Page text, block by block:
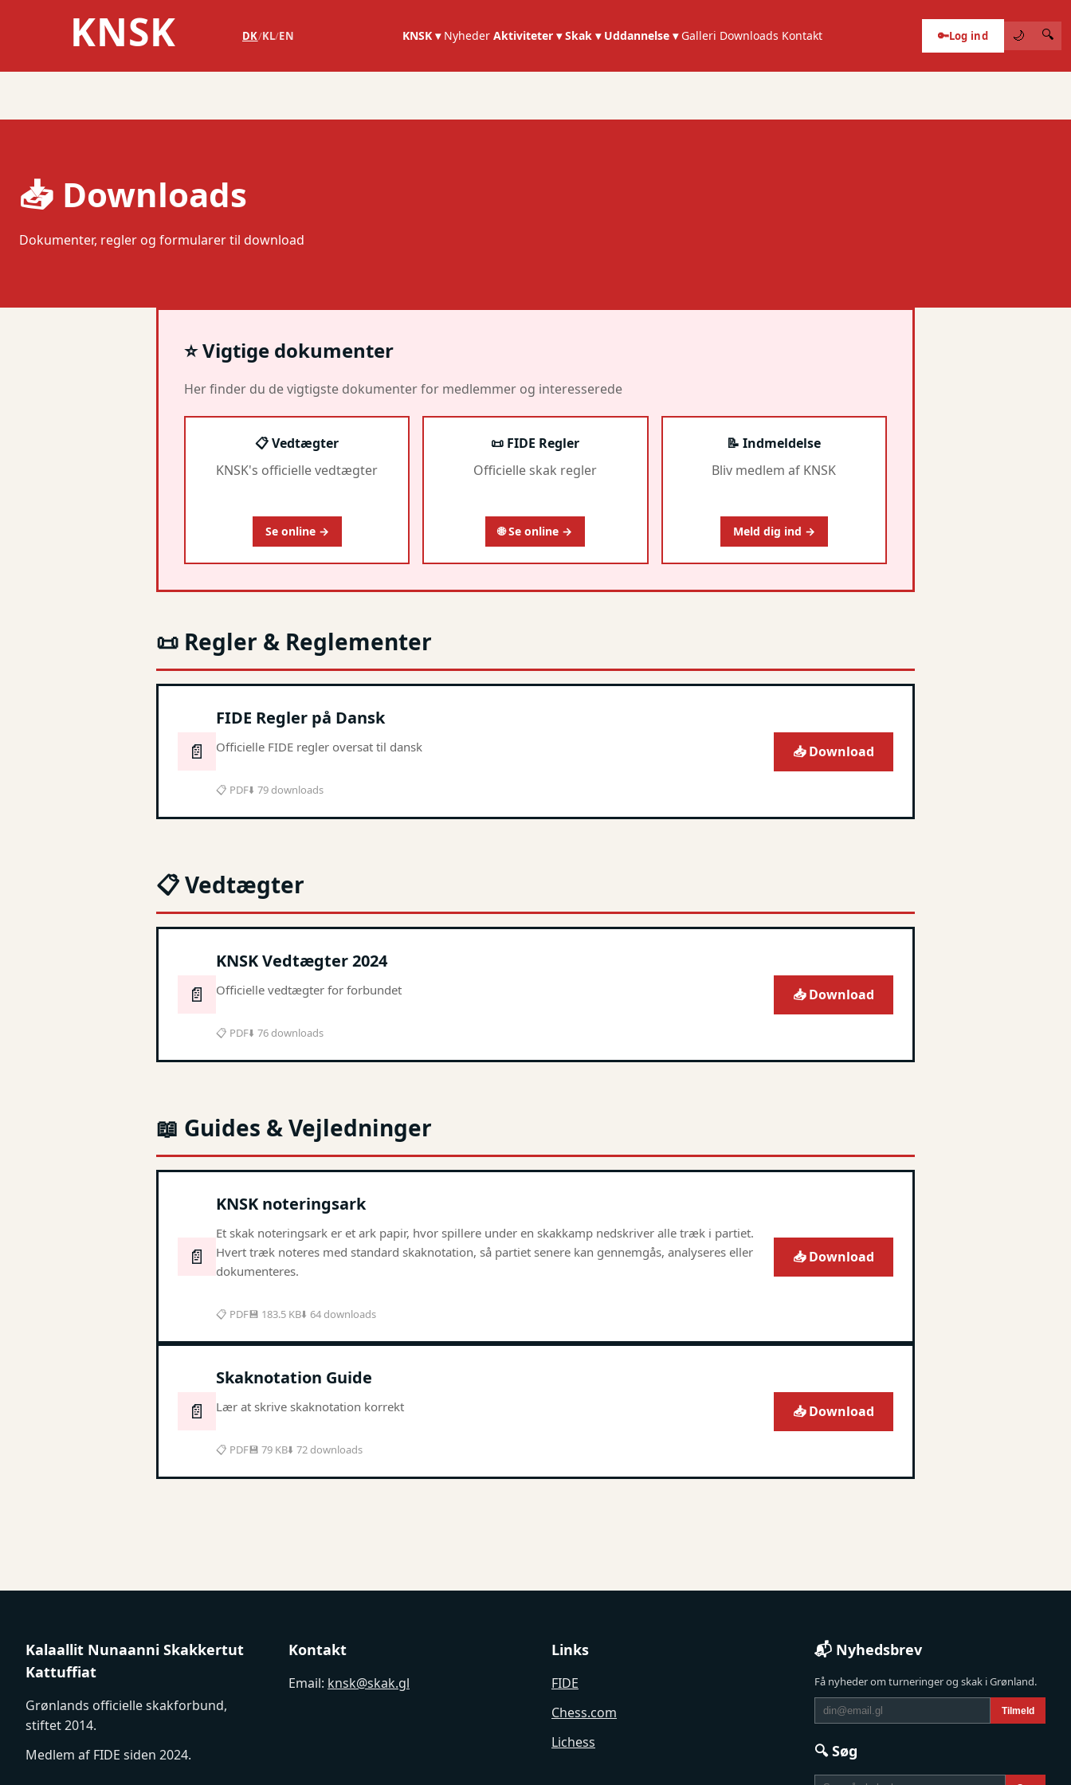
KNSK DK/KL/EN KNSK ▾ Nyheder Aktiviteter ▾ Skak ▾ Uddannelse ▾ Galleri Downloads Kontakt 🔑Log ind 🌙 🔍
📥 Downloads
Dokumenter, regler og formularer til download
⭐ Vigtige dokumenter
Her finder du de vigtigste dokumenter for medlemmer og interesserede
📋 Vedtægter
KNSK's officielle vedtægter
Se online →
📜 FIDE Regler
Officielle skak regler
🌐 Se online →
📝 Indmeldelse
Bliv medlem af KNSK
Meld dig ind →
📜 Regler & Reglementer
📄
FIDE Regler på Dansk
Officielle FIDE regler oversat til dansk
📋 PDF⬇️ 79 downloads
📥 Download
📋 Vedtægter
📄
KNSK Vedtægter 2024
Officielle vedtægter for forbundet
📋 PDF⬇️ 76 downloads
📥 Download
📖 Guides & Vejledninger
📄
KNSK noteringsark
Et skak noteringsark er et ark papir, hvor spillere under en skakkamp nedskriver alle træk i partiet.
Hvert træk noteres med standard skaknotation, så partiet senere kan gennemgås, analyseres eller
dokumenteres.
📋 PDF💾 183.5 KB⬇️ 64 downloads
📥 Download
📄
Skaknotation Guide
Lær at skrive skaknotation korrekt
📋 PDF💾 79 KB⬇️ 72 downloads
📥 Download
Kalaallit Nunaanni Skakkertut
Kattuffiat
Grønlands officielle skakforbund,
stiftet 2014.
Medlem af FIDE siden 2024.
Kontakt
Email: knsk@skak.gl
Links
FIDE
Chess.com
Lichess
📬 Nyhedsbrev
Få nyheder om turneringer og skak i Grønland.
Tilmeld
🔍 Søg